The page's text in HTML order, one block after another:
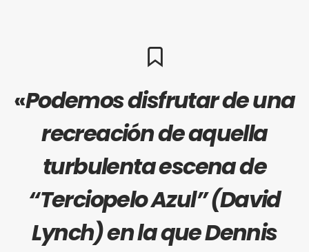
«Podemos disfrutar de una
recreación de aquella
turbulenta escena de
“Terciopelo Azul” (David
Lynch) en la queDennis